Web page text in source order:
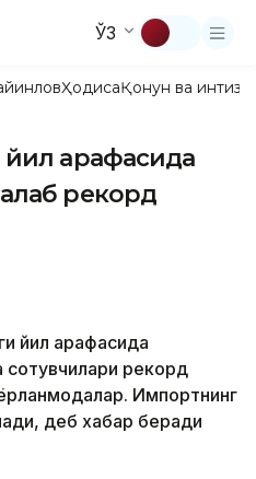
ЎЗ
ҲодисаҚонун ва
арафасида
рекорд
йил арафасида
сотувчилари рекорд
Импортнинг
деб хабар беради